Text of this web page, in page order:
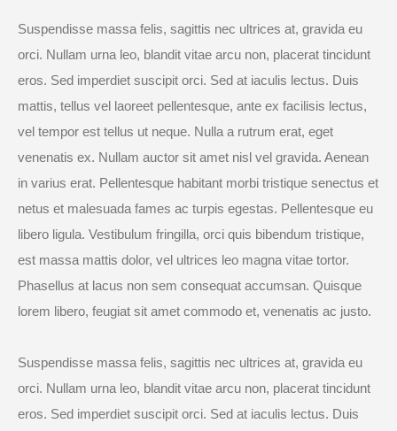
Suspendisse massa felis, sagittis nec ultrices at, gravida eu
orci. Nullam urna leo, blandit vitae arcu non, placerat tincidunt
eros. Sed imperdiet suscipit orci. Sed at iaculis lectus. Duis
mattis, tellus vel laoreet pellentesque, ante ex facilisis lectus,
vel tempor est tellus ut neque. Nulla a rutrum erat, eget
venenatis ex. Nullam auctor sit amet nisl vel gravida. Aenean
in varius erat. Pellentesque habitant morbi tristique senectus et
netus et malesuada fames ac turpis egestas. Pellentesque eu
libero ligula. Vestibulum fringilla, orci quis bibendum tristique,
est massa mattis dolor, vel ultrices leo magna vitae tortor.
Phasellus at lacus non sem consequat accumsan. Quisque
lorem libero, feugiat sit amet commodo et, venenatis ac justo.
Suspendisse massa felis, sagittis nec ultrices at, gravida eu
orci. Nullam urna leo, blandit vitae arcu non, placerat tincidunt
eros. Sed imperdiet suscipit orci. Sed at iaculis lectus. Duis